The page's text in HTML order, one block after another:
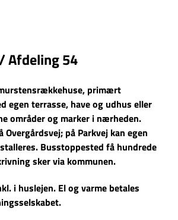
Afdeling 54
primært
egen terrasse, have og udhus eller
områder og marker i nærheden.
på Parkvej kan egen
Busstoppested få hundrede
sker via kommunen.
i huslejen. El og varme betales